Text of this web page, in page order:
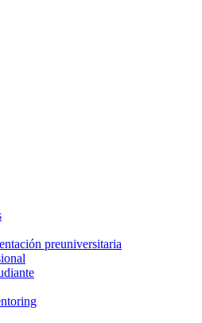
preuniversitaria